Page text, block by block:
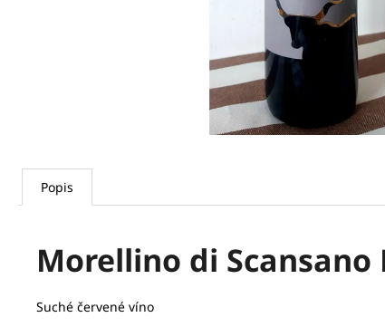
Popis
Morellino di Scansano
Suché červené víno